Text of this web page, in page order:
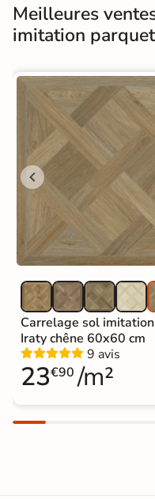
Meilleures
imitation
Carrelage sol
Iraty chêne 60x60 cm
9 avis
23€90 /m²